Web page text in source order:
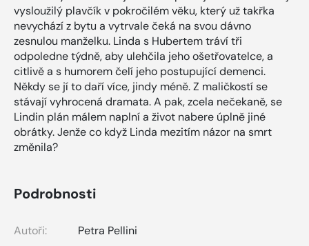
vysloužilý plavčík v pokročilém věku, který už takřka
nevychází z bytu a vytrvale čeká na svou dávno
zesnulou manželku. Linda s Hubertem tráví tři
odpoledne týdně, aby ulehčila jeho ošetřovatelce, a
citlivě a s humorem čelí jeho postupující demenci.
Někdy se jí to daří více, jindy méně. Z maličkostí se
stávají vyhrocená dramata. A pak, zcela nečekaně, se
Lindin plán málem naplní a život nabere úplně jiné
obrátky. Jenže co když Linda mezitím názor na smrt
změnila?
Podrobnosti
Autoři:
Petra Pellini